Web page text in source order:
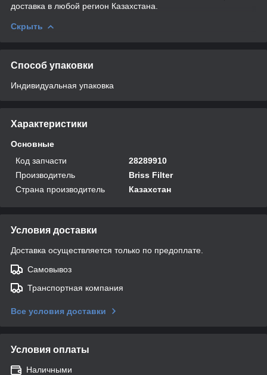
доставка в любой регион Казахстана.
Скрыть
Способ упаковки
Индивидуальная упаковка
Характеристики
Основные
Код запчасти
28289910
Производитель
Briss Filter
Страна производитель
Казахстан
Условия доставки
Доставка осуществляется только по предоплате.
Самовывоз
Транспортная компания
Все условия доставки
Условия оплаты
Наличными